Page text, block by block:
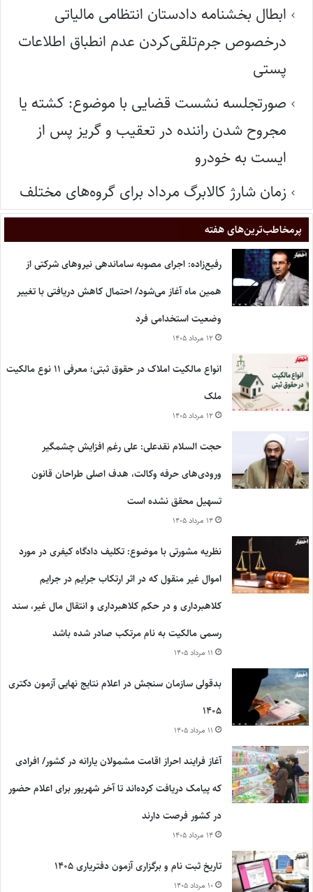
ابطال بخشنامه دادستان انتظامی مالیاتی
درخصوص جرم‌تلقی‌کردن عدم انطباق اطلاعات
پستی
صورتجلسه نشست قضایی با موضوع: کشته یا
مجروح شدن راننده در تعقیب و گریز پس از
ایست به خودرو
زمان شارژ کالابرگ مرداد برای گروه‌های مختلف
پر‌مخاطب‌ترین‌های هفته
رفیع‌زاده: اجرای مصوبه ساماندهی نیروهای شرکتی از
همین ماه آغاز می‌شود/ احتمال کاهش دریافتی با تغییر
وضعیت استخدامی فرد
۱۲ مرداد ۱۴۰۵
انواع مالکیت املاک در حقوق ثبتی؛ معرفی ۱۱ نوع مالکیت
ملک
۱۲ مرداد ۱۴۰۵
حجت السلام نقدعلی: علی رغم افزایش چشمگیر
ورودی‌های حرفه وکالت، هدف اصلی طراحان قانون
تسهیل محقق نشده است
۱۴ مرداد ۱۴۰۵
نظریه مشورتی با موضوع: تکلیف دادگاه کیفری در مورد
اموال غیر منقول که در اثر ارتکاب جرایم در جرایم
کلاهبرداری و در حکم کلاهبرداری و انتقال مال غیر، سند
رسمی مالکیت به نام مرتکب صادر شده باشد
۱۱ مرداد ۱۴۰۵
بدقولی سازمان سنجش در اعلام نتایج نهایی آزمون دکتری
۱۴۰۵
۱۱ مرداد ۱۴۰۵
آغاز فرایند احراز اقامت مشمولان یارانه در کشور/ افرادی
که پیامک دریافت کرده‌اند تا آخر شهریور برای اعلام حضور
در کشور فرصت دارند
۱۴ مرداد ۱۴۰۵
تاریخ ثبت نام و برگزاری آزمون دفتریاری ۱۴۰۵
۱۰ مرداد ۱۴۰۵